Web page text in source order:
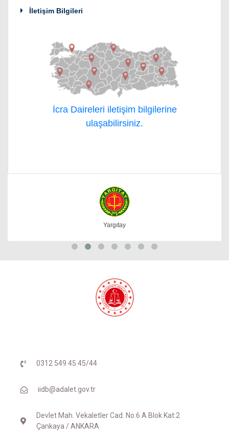
İletişim Bilgileri
İcra Daireleri iletişim bilgilerine
ulaşabilirsiniz.
Yargıtay
0312 549 45 45/44
iidb@adalet.gov.tr
Devlet Mah. Vekaletler Cad. No:6 A Blok Kat:2
Çankaya / ANKARA